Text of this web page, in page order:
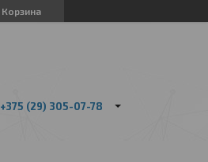
Корзина
+375 (29) 305-07-78